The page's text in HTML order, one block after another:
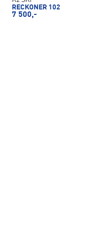
RECKONER 102
7 500,-